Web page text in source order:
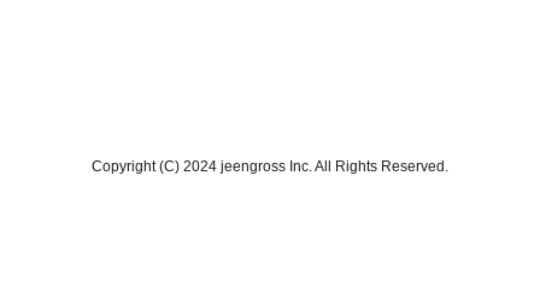
Copyright (C) 2024 jeengross Inc. All Rights Reserved.